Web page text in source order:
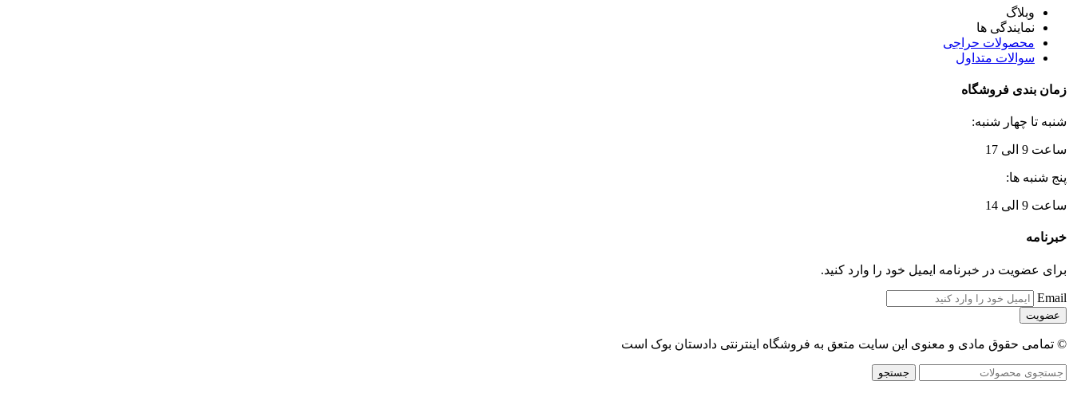
وبلاگ
نمایندگی ها
محصولات حراجی
سوالات متداول
زمان بندی فروشگاه
شنبه تا چهار شنبه:
ساعت 9 الی 17
پنج شنبه ها:
ساعت 9 الی 14
خبرنامه
برای عضویت در خبرنامه ایمیل خود را وارد کنید.
Email
© تمامی حقوق مادی و معنوی این سایت متعق به فروشگاه اینترنتی دادستان بوک است
جستجو